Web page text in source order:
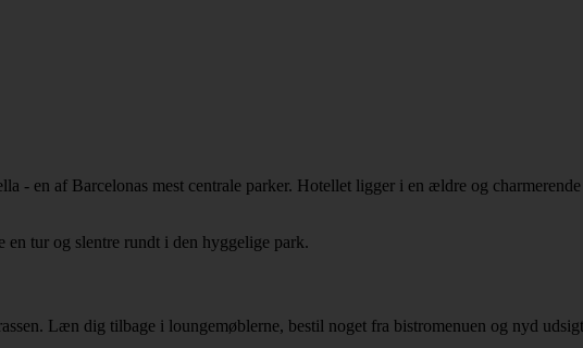
- en af Barcelonas mest centrale parker. Hotellet ligger i en ældre og
en tur og slentre rundt i den hyggelige park.
Læn dig tilbage i loungemøblerne, bestil noget fra bistromenuen og nyd